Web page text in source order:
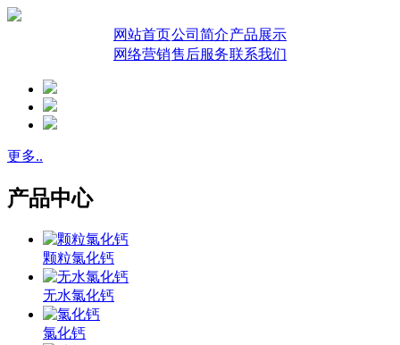
网站首页公司简介产品展示
网络营销售后服务联系我们
更多..
产品中心
颗粒氯化钙
无水氯化钙
氯化钙